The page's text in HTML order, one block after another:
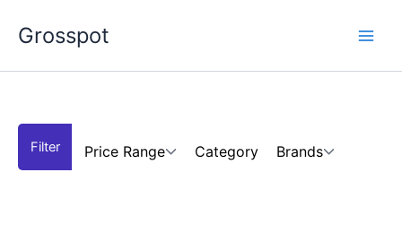
atlaGrosspot
Price Range Category Brands